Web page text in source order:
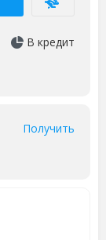
В кредит
Получить